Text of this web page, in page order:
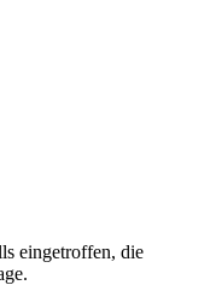
eingetroffen, die